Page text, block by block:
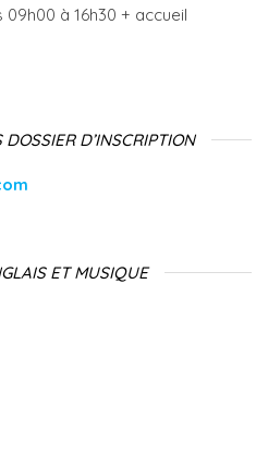
à 16h30 + accueil
D’INSCRIPTION
ET MUSIQUE